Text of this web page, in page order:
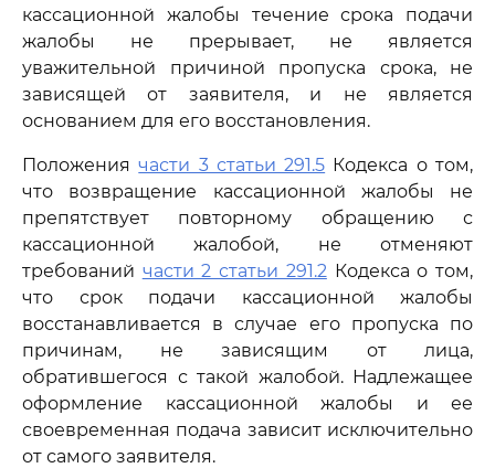
кассационной жалобы течение срока подачи
жалобы не прерывает, не является
уважительной причиной пропуска срока, не
зависящей от заявителя, и не является
основанием для его восстановления.
Положениячасти 3 статьи 291.5 Кодекса о том,
что возвращение кассационной жалобы не
препятствует повторному обращению с
кассационной жалобой, не отменяют
требований части 2 статьи 291.2Кодекса о том,
что срок подачи кассационной жалобы
восстанавливается в случае его пропуска по
причинам, не зависящим от лица,
обратившегося с такой жалобой. Надлежащее
оформление кассационной жалобы и ее
своевременная подача зависит исключительно
от самого заявителя.